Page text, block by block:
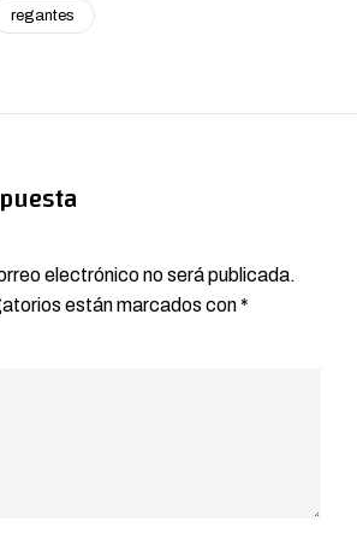
regantes
electrónico no será publicada.
están marcados con*